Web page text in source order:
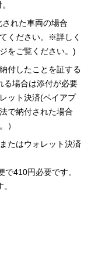
れた車両の場合
ください。※詳しく
をご覧ください。)
付したことを証する
る場合は添付が必要
ット決済(ペイアプ
で納付された場合
）
たはウォレット決済
410円必要です。